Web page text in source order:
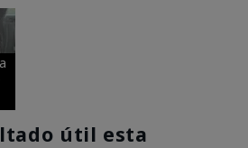
útil esta